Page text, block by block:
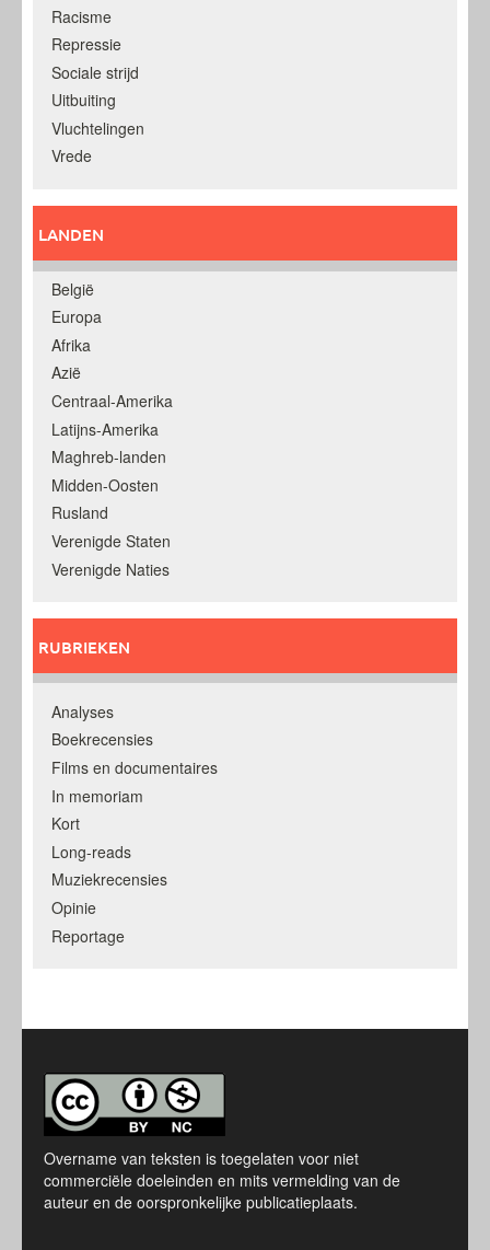
Racisme
Repressie
Sociale strijd
Uitbuiting
Vluchtelingen
Vrede
LANDEN
België
Europa
Afrika
Azië
Centraal-Amerika
Latijns-Amerika
Maghreb-landen
Midden-Oosten
Rusland
Verenigde Staten
Verenigde Naties
RUBRIEKEN
Analyses
Boekrecensies
Films en documentaires
In memoriam
Kort
Long-reads
Muziekrecensies
Opinie
Reportage
Overname van teksten is toegelaten voor niet
commerciële doeleinden en mits vermelding van de
auteur en de oorspronkelijke publicatieplaats.